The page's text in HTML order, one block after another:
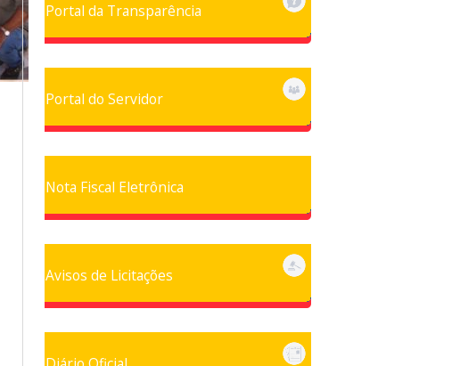
Portal da Transparência
Portal do Servidor
Nota Fiscal Eletrônica
Avisos de Licitações